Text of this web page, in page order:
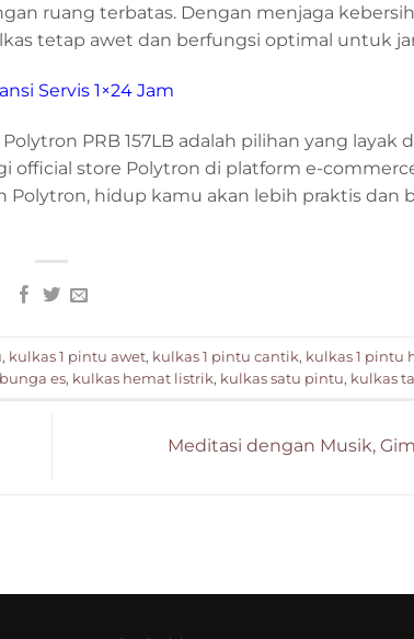
ruang terbatas. Dengan menjaga
tetap awet dan berfungsi optimal untuk
Servis 1×24 Jam
PRB 157LB adalah pilihan yang layak
official store Polytron di platform e-
hidup kamu akan lebih praktis dan
, kulkas 1 pintu awet, kulkas 1 pintu cantik, kulkas 1 pintu
es, kulkas hemat listrik, kulkas satu pintu, kulkas
Meditasi dengan Musik,